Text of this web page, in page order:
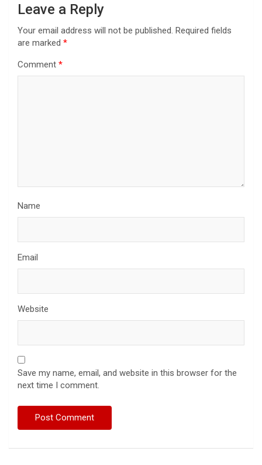
Leave a Reply
Your email address will not be published. Required fields
are marked *
Comment *
Name
Email
Website
Save my name, email, and website in this browser for the
next time I comment.